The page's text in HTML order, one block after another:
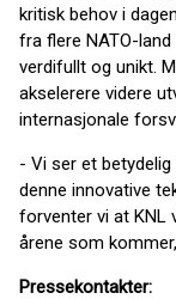
kritisk behov i
fra flere NATO-
verdifullt og unikt.
akselerere videre
internasjonale
- Vi ser et
denne innovative
forventer vi at KNL
årene som
Pressekontakter: